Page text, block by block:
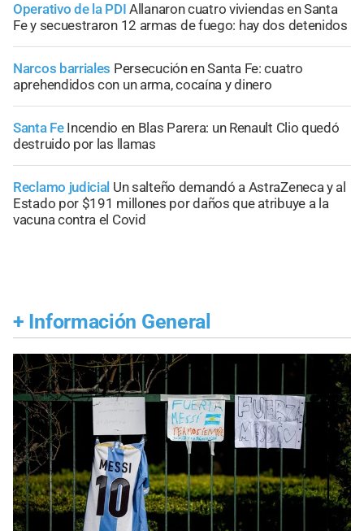
Operativo de la PDI Allanaron cuatro viviendas en Santa
Fe y secuestraron 12 armas de fuego: hay dos detenidos
Narcos barriales Persecución en Santa Fe: cuatro
aprehendidos con un arma, cocaína y dinero
Santa Fe Incendio en Blas Parera: un Renault Clio quedó
destruido por las llamas
Reclamo judicial Un salteño demandó a AstraZeneca y al
Estado por $191 millones por daños que atribuye a la
vacuna contra el Covid
+ Información General